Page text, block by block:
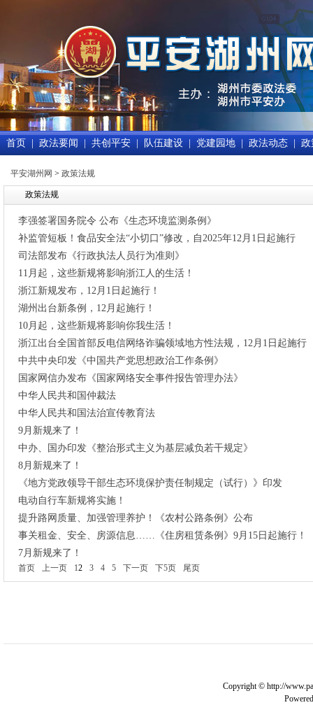
首页 政法要闻 共创平安 队伍建设 党建园地 政法动态 政
平安湖州网 > 政策法规
政策法规
李强签署国务院令 公布《生态环境监测条例》
补监管短板！食品安全法“小切口”修改，自2025年12月1日起施行
司法部发布《行政执法人员行为准则》
11月起，这些新规将影响浙江人的生活！
浙江新规发布，12月1日起施行！
湖州出台新条例，12月起施行！
10月起，这些新规将影响你我生活！
浙江出台全国首部反电信网络诈骗领域地方性法规，12月1日起施行
中共中央印发《中国共产党思想政治工作条例》
国家网信办发布《国家网络安全事件报告管理办法》
中华人民共和国仲裁法
中华人民共和国法治宣传教育法
9月新规来了！
中办、国办印发《整治形式主义为基层减负若干规定》
8月新规来了！
《地方党政领导干部生态环境保护责任制规定（试行）》印发
电动自行车新规将实施！
提升路网质量、加强管理养护！《农村公路条例》公布
事关租金、安全、房源信息……《住房租赁条例》9月15日起施行！
7月新规来了！
首页 上一页 12 3 4 5 下一页 下5页 尾页
Copyright © http://